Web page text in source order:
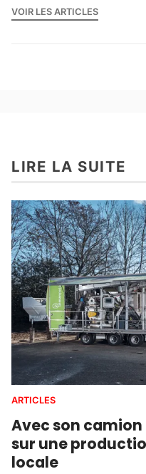
VOIR LES ARTICLES
LIRE LA SUITE
ARTICLES
Avec son
sur une
locale